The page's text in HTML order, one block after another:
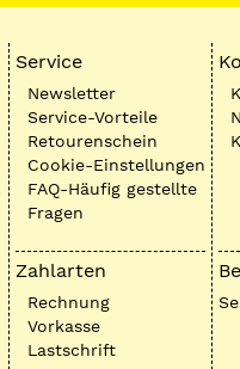
Service
Newsletter
Service-Vorteile
Retourenschein
Cookie-Einstellungen
FAQ-Häufig gestellte
Fragen
Zahlarten
Rechnung
Vorkasse
Lastschrift